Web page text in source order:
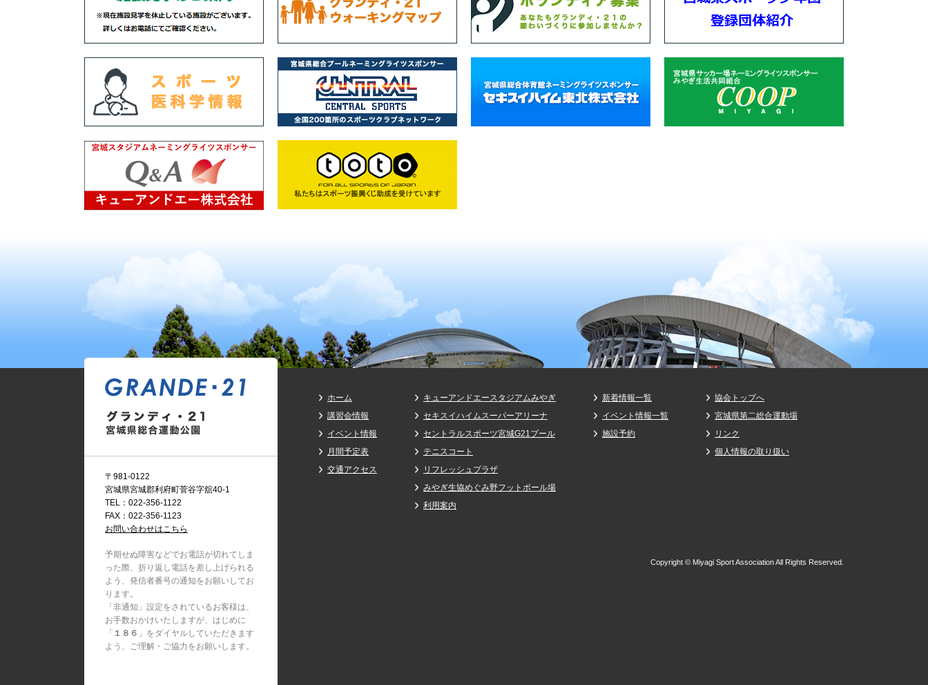
〒981-0122
宮城県宮城郡利府町菅谷字舘40-1
TEL：022-356-1122
FAX：022-356-1123
お問い合わせはこちら
予期せぬ障害などでお電話が切れてしま
った際、折り返し電話を差し上げられる
よう、発信者番号の通知をお願いしてお
ります。
「非通知」設定をされているお客様は、
お手数おかけいたしますが、はじめに
「 １８６ 」をダイヤルしていただきます
よう、ご理解・ご協力をお願いします。
ホーム
講習会情報
イベント情報
月間予定表
交通アクセス
キューアンドエースタジアムみやぎ
セキスイハイムスーパーアリーナ
セントラルスポーツ宮城G21プール
テニスコート
リフレッシュプラザ
みやぎ生協めぐみ野フットボール場
利用案内
新着情報一覧
イベント情報一覧
施設予約
協会トップへ
宮城県第二総合運動場
リンク
個人情報の取り扱い
Copyright © Miyagi Sport Association All Rights Reserved.